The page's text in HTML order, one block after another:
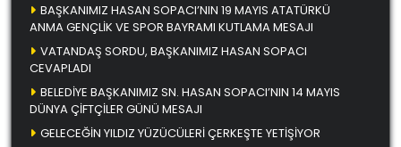
BAŞKANIMIZ HASAN SOPACI’NIN 19 MAYIS ATATÜRKÜ
ANMA GENÇLİK VE SPOR BAYRAMI KUTLAMA MESAJI
VATANDAŞ SORDU, BAŞKANIMIZ HASAN SOPACI
CEVAPLADI
BELEDİYE BAŞKANIMIZ SN. HASAN SOPACI’NIN 14 MAYIS
DÜNYA ÇİFTÇİLER GÜNÜ MESAJI
GELECEĞİN YILDIZ YÜZÜCÜLERİ ÇERKEŞTE YETİŞİYOR